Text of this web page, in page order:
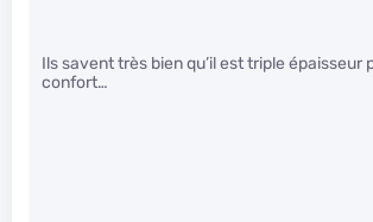
Ils savent très bien qu’il est triple épaisseur
confort…